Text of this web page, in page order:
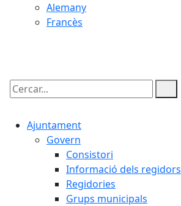
Alemany
Francès
Cercar:
Ajuntament
Govern
Consistori
Informació dels regidors
Regidories
Grups municipals